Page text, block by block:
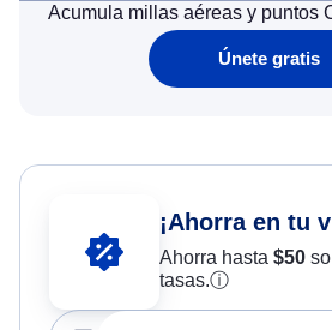
Acumula millas aéreas y puntos
Únete gratis
¡Ahorra en tu
Ahorra hasta $50
tasas.ⓘ